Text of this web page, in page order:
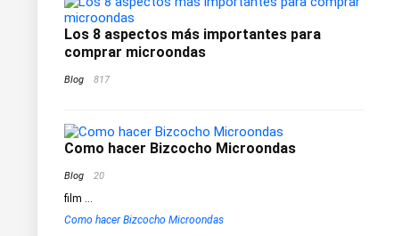
Los 8 aspectos más importantes para
comprar microondas
Blog 817
Como hacer Bizcocho Microondas
Blog 20
film ...
Como hacer Bizcocho Microondas